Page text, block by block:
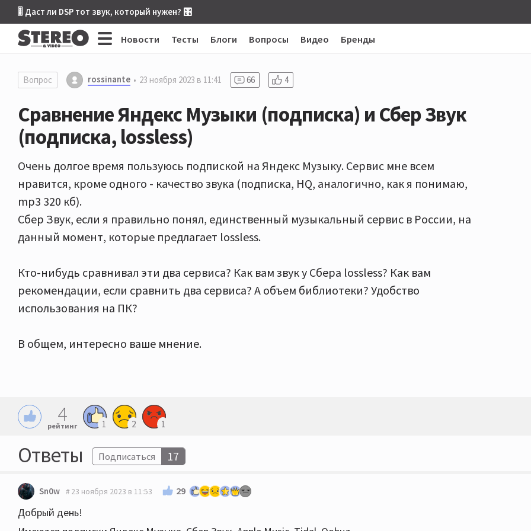
🎚 Даст ли DSP тот звук, который нужен? 🎛
Новости Тесты Блоги Вопросы Видео Бренды
Вопрос rossinante 23 ноября 2023 в 11:41 66 4
Сравнение Яндекс Музыки (подписка) и Сбер Звук
(подписка, lossless)
Очень долгое время пользуюсь подпиской на Яндекс Музыку. Сервис мне всем
нравится, кроме одного - качество звука (подписка, HQ, аналогично, как я понимаю,
mp3 320 кб).
Сбер Звук, если я правильно понял, единственный музыкальный сервис в России, на
данный момент, которые предлагает lossless.
Кто-нибудь сравнивал эти два сервиса? Как вам звук у Сбера lossless? Как вам
рекомендации, если сравнить два сервиса? А объем библиотеки? Удобство
использования на ПК?
В общем, интересно ваше мнение.
4
рейтинг 1 2 1
Ответы Подписаться 17
Sn0w 23 ноября 2023 в 11:53 29
Добрый день!